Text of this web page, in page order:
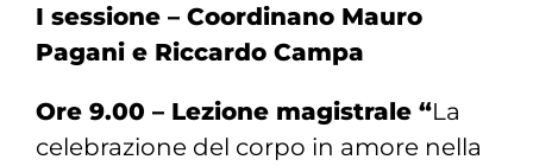
I sessione – Coordinano Mauro
Pagani e Riccardo Campa
Ore 9.00 – Lezione magistrale “La
celebrazione del corpo in amore nella